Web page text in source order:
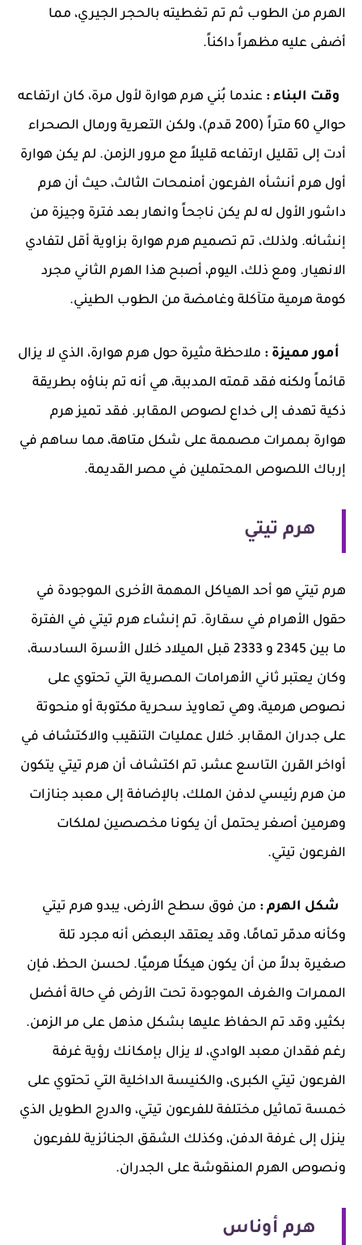
الهرم من الطوب ثم تم تغطيته بالحجر الجيري، مما
أضفى عليه مظهراً داكناً.
وقت البناء : عندما بُني هرم هوارة لأول مرة، كان ارتفاعه
حوالي 60 متراً (200 قدم)، ولكن التعرية ورمال الصحراء
أدت إلى تقليل ارتفاعه قليلاً مع مرور الزمن. لم يكن هوارة
أول هرم أنشأه الفرعون أمنمحات الثالث، حيث أن هرم
داشور الأول له لم يكن ناجحاً وانهار بعد فترة وجيزة من
إنشائه. ولذلك، تم تصميم هرم هوارة بزاوية أقل لتفادي
الانهيار. ومع ذلك، اليوم، أصبح هذا الهرم الثاني مجرد
كومة هرمية متآكلة وغامضة من الطوب الطيني.
أمور مميزة : ملاحظة مثيرة حول هرم هوارة، الذي لا يزال
قائماً ولكنه فقد قمته المدببة، هي أنه تم بناؤه بطريقة
ذكية تهدف إلى خداع لصوص المقابر. فقد تميز هرم
هوارة بممرات مصممة على شكل متاهة، مما ساهم في
إرباك اللصوص المحتملين في مصر القديمة.
هرم تيتي
هرم تيتي هو أحد الهياكل المهمة الأخرى الموجودة في
حقول الأهرام في سقارة. تم إنشاء هرم تيتي في الفترة
ما بين 2345 و 2333 قبل الميلاد خلال الأسرة السادسة،
وكان يعتبر ثاني الأهرامات المصرية التي تحتوي على
نصوص هرمية، وهي تعاويذ سحرية مكتوبة أو منحوتة
على جدران المقابر. خلال عمليات التنقيب والاكتشاف في
أواخر القرن التاسع عشر، تم اكتشاف أن هرم تيتي يتكون
من هرم رئيسي لدفن الملك، بالإضافة إلى معبد جنازات
وهرمين أصغر يحتمل أن يكونا مخصصين لملكات
الفرعون تيتي.
شكل الهرم : من فوق سطح الأرض، يبدو هرم تيتي
وكأنه مدمّر تمامًا، وقد يعتقد البعض أنه مجرد تلة
صغيرة بدلاً من أن يكون هيكلًا هرميًا. لحسن الحظ، فإن
الممرات والغرف الموجودة تحت الأرض في حالة أفضل
بكثير، وقد تم الحفاظ عليها بشكل مذهل على مر الزمن.
رغم فقدان معبد الوادي، لا يزال بإمكانك رؤية غرفة
الفرعون تيتي الكبرى، والكنيسة الداخلية التي تحتوي على
خمسة تماثيل مختلفة للفرعون تيتي، والدرج الطويل الذي
ينزل إلى غرفة الدفن، وكذلك الشقق الجنائزية للفرعون
ونصوص الهرم المنقوشة على الجدران.
هرم أوناس